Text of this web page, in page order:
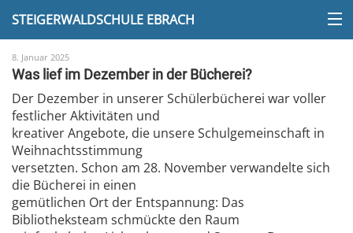
STEIGERWALDSCHULE EBRACH
8. Januar 2025
Was lief im Dezember in der Bücherei?
Der Dezember in unserer Schülerbücherei war voller
festlicher Aktivitäten und
kreativer Angebote, die unsere Schulgemeinschaft in
Weihnachtsstimmung
versetzten. Schon am 28. November verwandelte sich
die Bücherei in einen
gemütlichen Ort der Entspannung: Das
Bibliotheksteam schmückte den Raum